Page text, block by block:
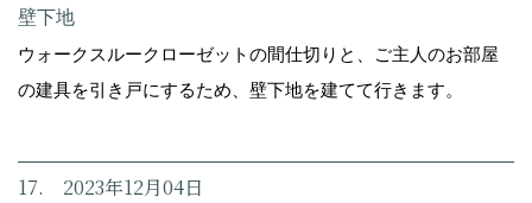
壁下地
ウォークスルークローゼットの間仕切りと、ご主人のお部屋
の建具を引き戸にするため、壁下地を建てて行きます。
17. 2023年12月04日